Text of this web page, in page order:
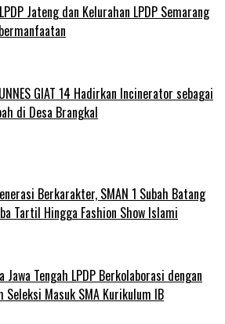
Jateng dan Kelurahan LPDP Semarang
GIAT 14 Hadirkan Incinerator sebagai
di Desa Brangkal
Berkarakter, SMAN 1 Subah Batang
Tartil Hingga Fashion Show Islami
Jawa Tengah LPDP Berkolaborasi dengan
Seleksi Masuk SMA Kurikulum IB